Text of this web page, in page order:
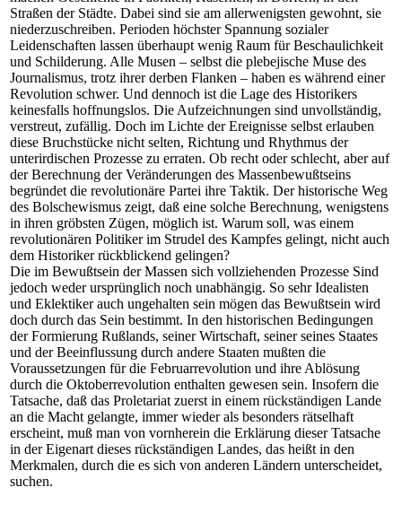
Straßen der Städte. Dabei sind sie am allerwenigsten gewohnt, sie
niederzuschreiben. Perioden höchster Spannung sozialer
Leidenschaften lassen überhaupt wenig Raum für Beschaulichkeit
und Schilderung. Alle Musen – selbst die plebejische Muse des
Journalismus, trotz ihrer derben Flanken – haben es während einer
Revolution schwer. Und dennoch ist die Lage des Historikers
keinesfalls hoffnungslos. Die Aufzeichnungen sind unvollständig,
verstreut, zufällig. Doch im Lichte der Ereignisse selbst erlauben
diese Bruchstücke nicht selten, Richtung und Rhythmus der
unterirdischen Prozesse zu erraten. Ob recht oder schlecht, aber auf
der Berechnung der Veränderungen des Massenbewußtseins
begründet die revolutionäre Partei ihre Taktik. Der historische Weg
des Bolschewismus zeigt, daß eine solche Berechnung, wenigstens
in ihren gröbsten Zügen, möglich ist. Warum soll, was einem
revolutionären Politiker im Strudel des Kampfes gelingt, nicht auch
dem Historiker rückblickend gelingen?
Die im Bewußtsein der Massen sich vollziehenden Prozesse Sind
jedoch weder ursprünglich noch unabhängig. So sehr Idealisten
und Eklektiker auch ungehalten sein mögen das Bewußtsein wird
doch durch das Sein bestimmt. In den historischen Bedingungen
der Formierung Rußlands, seiner Wirtschaft, seiner seines Staates
und der Beeinflussung durch andere Staaten mußten die
Voraussetzungen für die Februarrevolution und ihre Ablösung
durch die Oktoberrevolution enthalten gewesen sein. Insofern die
Tatsache, daß das Proletariat zuerst in einem rückständigen Lande
an die Macht gelangte, immer wieder als besonders rätselhaft
erscheint, muß man von vornherein die Erklärung dieser Tatsache
in der Eigenart dieses rückständigen Landes, das heißt in den
Merkmalen, durch die es sich von anderen Ländern unterscheidet,
suchen.